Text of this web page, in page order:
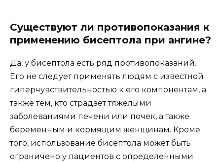
Существуют ли противопоказания к
применению бисептола при ангине?
Да, у бисептола есть ряд противопоказаний.
Его не следует применять людям с известной
гиперчувствительностью к его компонентам, а
также тем, кто страдает тяжелыми
заболеваниями печени или почек, а также
беременным и кормящим женщинам. Кроме
того, использование бисептола может быть
ограничено у пациентов с определенными